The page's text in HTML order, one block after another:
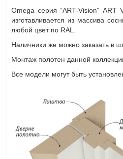
Omega серия “ART-Vision”ART
изготавливается из массива
любой цвет по RAL.
Наличники же можно заказать в
Монтаж полотен данной
Все модели могут быть